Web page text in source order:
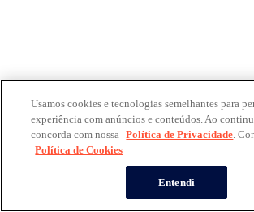
Usamos cookies e tecnologias semelhantes para
experiência com anúncios e conteúdos. Ao
concorda com nossa Política de Privacidade.
Política de Cookies
Entendi